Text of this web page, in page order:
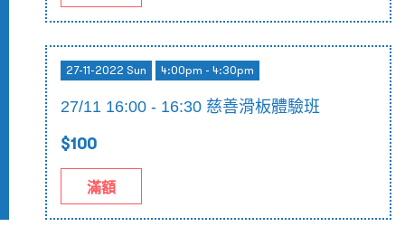
27-11-2022 Sun 4:00pm - 4:30pm
27/11 16:00 - 16:30 慈善滑板體驗班
$100
滿額